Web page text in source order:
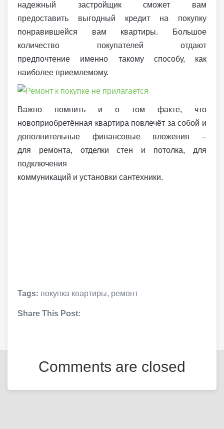
надежный застройщик сможет вам
предоставить выгодный кредит на покупку
понравившейся вам квартиры. Большое
количество покупателей отдают
предпочтение именно такому способу, как
наиболее приемлемому.
Важно помнить и о том факте, что
новоприобретённая квартира повлечёт за собой и
дополнительные финансовые вложения –
для ремонта, отделки стен и потолка, для
подключения
коммуникаций и установки сантехники.
Tags: покупка квартиры, ремонт
Share This Post:
Comments are closed